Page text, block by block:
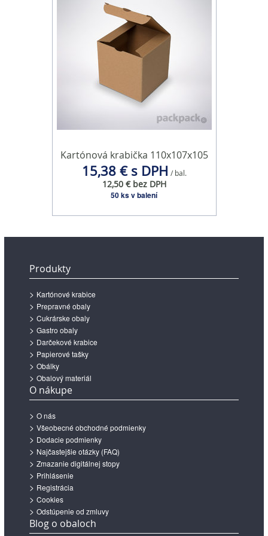
Kartónová krabička 110x107x105
15,38 € s DPH / bal.
12,50 € bez DPH
50 ks v balení
Produkty
Kartónové krabice
Prepravné obaly
Cukrárske obaly
Gastro obaly
Darčekové krabice
Papierové tašky
Obálky
Obalový materiál
O nákupe
O nás
Všeobecné obchodné podmienky
Dodacie podmienky
Najčastejšie otázky (FAQ)
Zmazanie digitálnej stopy
Prihlásenie
Registrácia
Cookies
Odstúpenie od zmluvy
Blog o obaloch